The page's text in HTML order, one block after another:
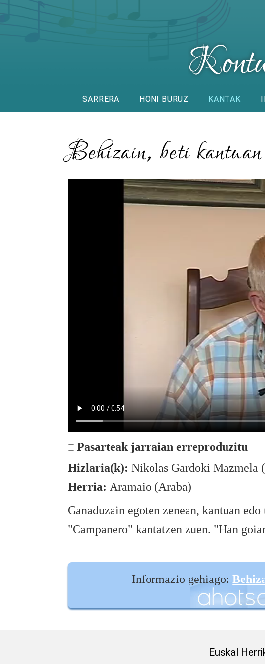
SARRERA HONI BURUZ KANTAK
Behizain, beti kantuan
Pasarteak jarraian erreproduzitu
Hizlaria(k): Nikolas Gardoki Mazmela
Herria: Aramaio (Araba)
Ganaduzain egoten zenean, kantuan
"Campanero" kantatzen zuen. "Han
Informazio gehiago:
Euskal